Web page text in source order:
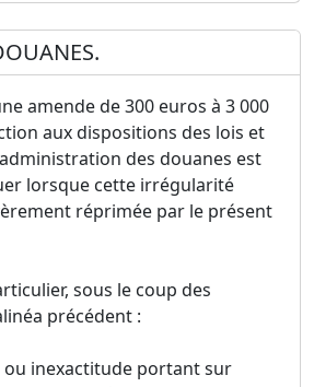
amende de 300 euros à 3 000
aux dispositions des lois et
des douanes est
lorsque cette irrégularité
réprimée par le présent
sous le coup des
précédent :
inexactitude portant sur